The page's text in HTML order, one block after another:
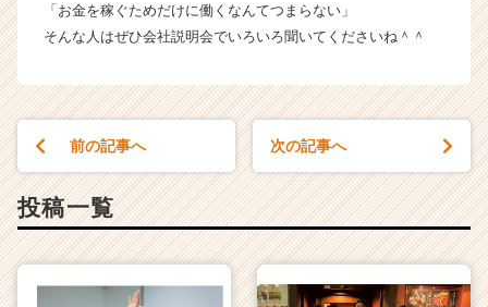
「お金を稼ぐためだけに働くなんてつまらない」
そんな人はぜひ会社説明会でいろいろ聞いてくださいね＾＾
前の記事へ 次の記事へ
投稿一覧